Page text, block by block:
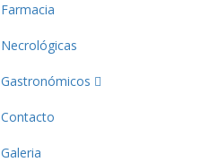
Farmacia
Necrológicas
Gastronómicos
Contacto
Galeria